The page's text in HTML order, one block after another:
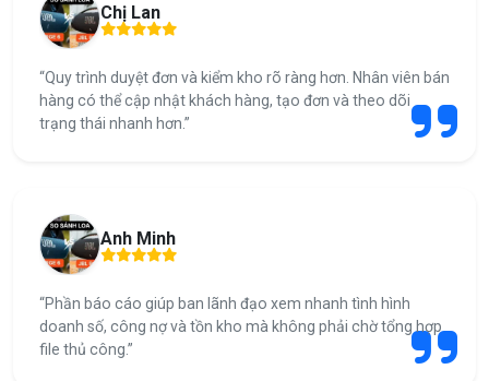
Chị Lan
“Quy trình duyệt đơn và kiểm kho rõ ràng hơn. Nhân viên bán
hàng có thể cập nhật khách hàng, tạo đơn và theo dõi
trạng thái nhanh hơn.”
Anh Minh
“Phần báo cáo giúp ban lãnh đạo xem nhanh tình hình
doanh số, công nợ và tồn kho mà không phải chờ tổng hợp
file thủ công.”